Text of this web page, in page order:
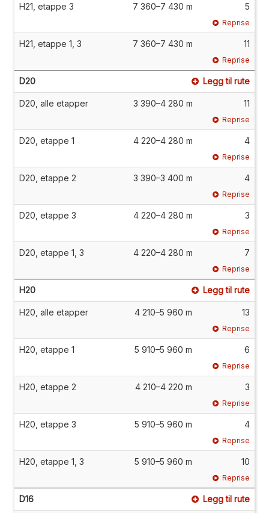
H21, etappe 3 7 360–7 430 m 5
Reprise
H21, etappe 1, 3 7 360–7 430 m 11
Reprise
D20 Legg til rute
D20, alle etapper 3 390–4 280 m 11
Reprise
D20, etappe 1 4 220–4 280 m 4
Reprise
D20, etappe 2 3 390–3 400 m 4
Reprise
D20, etappe 3 4 220–4 280 m 3
Reprise
D20, etappe 1, 3 4 220–4 280 m 7
Reprise
H20 Legg til rute
H20, alle etapper 4 210–5 960 m 13
Reprise
H20, etappe 1 5 910–5 960 m 6
Reprise
H20, etappe 2 4 210–4 220 m 3
Reprise
H20, etappe 3 5 910–5 960 m 4
Reprise
H20, etappe 1, 3 5 910–5 960 m 10
Reprise
D16 Legg til rute